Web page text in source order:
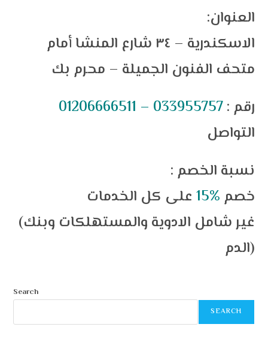
:العنوان
الاسكندرية – ٣٤ شارع المنشا أمام
متحف الفنون الجميلة – محرم بك
01206666511 – 033955757: رقم
التواصل
: نسبة الخصم
خصم %15
على كل الخدمات
(غير شامل الادوية والمستهلكات وبنك
الدم)
Search
SEARCH